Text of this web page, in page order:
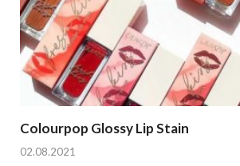
Colourpop Glossy Lip Stain
02.08.2021